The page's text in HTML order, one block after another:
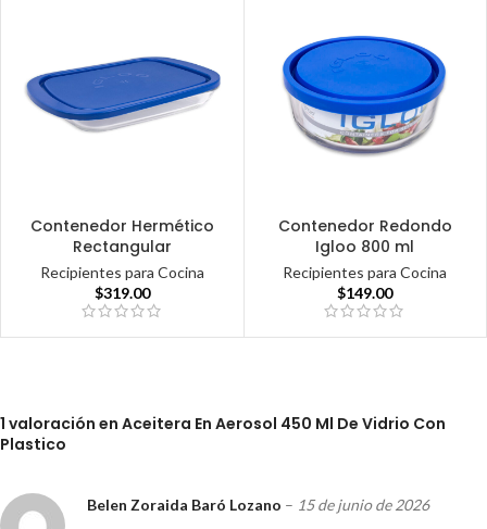
Contenedor Hermético
Rectangular
Recipientes para Cocina
$319.00
Contenedor Redondo
Igloo 800 ml
Recipientes para Cocina
$149.00
1 valoración en Aceitera En Aerosol 450 Ml De Vidrio Con
Plastico
Belen Zoraida Baró Lozano – 15 de junio de 2026